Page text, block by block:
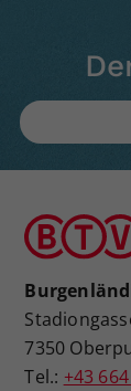
7350
Tel.: +43